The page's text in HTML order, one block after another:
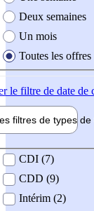
Deux semaines
Un mois
Toutes les offres
le filtre de date de
filtres de types de
contrat
CDI (7)
CDD (9)
Intérim (2)